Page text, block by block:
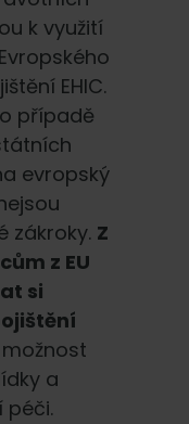
k využití
EHIC.
případě
evropský
zákroky. Z
z EU
si
a
péči.